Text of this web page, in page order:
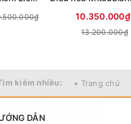
10.350.000₫
13.200.000₫
kiếm nhiều: • Trang chủ
DẪN